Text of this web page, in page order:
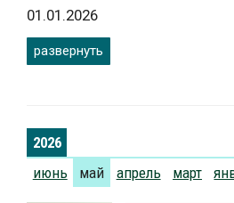
01.01.2026
развернуть
2026
июнь
май апрель март